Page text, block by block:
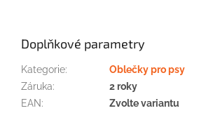
Doplňkové parametry
Kategorie:
Oblečky pro psy
Záruka:
2 roky
EAN:
Zvolte variantu